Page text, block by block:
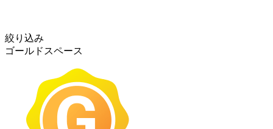
絞り込み
ゴールドスペース